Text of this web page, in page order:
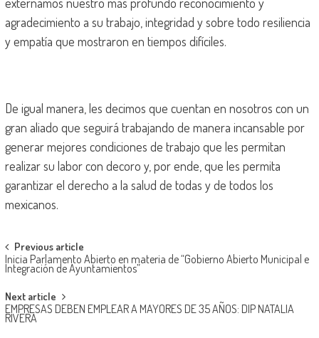
agradecimiento a su trabajo, integridad y sobre todo resiliencia
y empatía que mostraron en tiempos difíciles.
De igual manera, les decimos que cuentan en nosotros con un
gran aliado que seguirá trabajando de manera incansable por
generar mejores condiciones de trabajo que les permitan
realizar su labor con decoro y, por ende, que les permita
garantizar el derecho a la salud de todas y de todos los
mexicanos.
Post
navigation
Previous article
Inicia Parlamento Abierto en materia de “Gobierno Abierto Municipal e
Integración de Ayuntamientos”
Next article
EMPRESAS DEBEN EMPLEAR A MAYORES DE 35 AÑOS: DIP NATALIA
RIVERA